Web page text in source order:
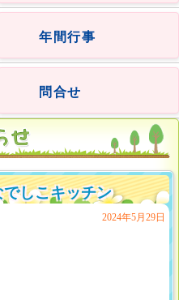
年間行事
問合せ
しこキッチン
2024年5月29日